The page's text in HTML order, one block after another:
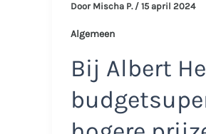
Door Mischa P. / 15 april 2024
Algemeen
Bij Albert